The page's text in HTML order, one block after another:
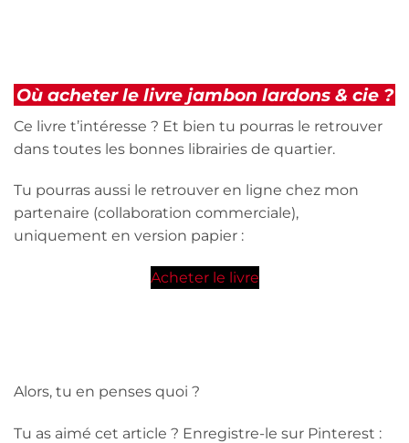
Où acheter le livre jambon lardons & cie ?
Ce livre t’intéresse ? Et bien tu pourras le retrouver
dans toutes les bonnes librairies de quartier.
Tu pourras aussi le retrouver en ligne chez mon
partenaire (collaboration commerciale),
uniquement en version papier :
Acheter le livre
Alors, tu en penses quoi ?
Tu as aimé cet article ? Enregistre-le sur Pinterest :